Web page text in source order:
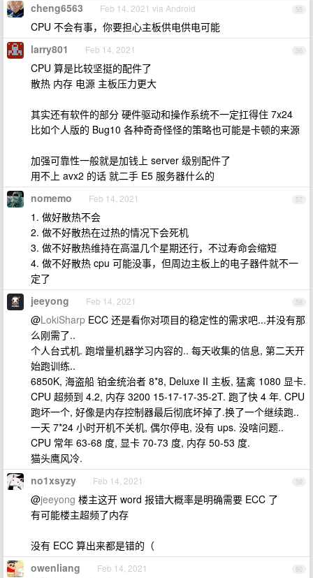
55
cheng6563 Feb 14, 2021 via Android
CPU 不会有事，你要担心主板供电供电可能
56
larry801 Feb 14, 2021
CPU 算是比较坚挺的配件了
散热 内存 电源 主板压力更大
其实还有软件的部分 硬件驱动和操作系统不一定扛得住 7x24
比如个人版的 Bug10 各种奇奇怪怪的策略也可能是卡顿的来源
加强可靠性一般就是加钱上 server 级别配件了
用不上 avx2 的话 就二手 E5 服务器什么的
57
nomemo Feb 14, 2021
1. 做好散热不会
2. 做不好散热在过热的情况下会死机
3. 做不好散热维持在高温几个星期还行，不过寿命会缩短
4. 做不好散热 cpu 可能没事，但周边主板上的电子器件就不一
定了
58
jeeyong Feb 14, 2021
@LokiSharp ECC 还是看你对项目的稳定性的需求吧...并没有那
么刚需了..
个人台式机. 跑增量机器学习内容的.. 每天收集的信息, 第二天开
始跑训练..
6850K, 海盗船 铂金统治者 8*8, Deluxe II 主板, 猛禽 1080 显卡.
CPU 超频到 4.2, 内存 3200 15-17-17-35-2T. 跑了快 4 年. CPU
跑坏一个, 好像是内存控制器最后彻底坏掉了.换了一个继续跑..
一天 7*24 小时开机不关机, 偶尔停电, 没有 ups. 没啥问题..
CPU 常年 63-68 度, 显卡 70-73 度, 内存 50-53 度.
猫头鹰风冷.
59
no1xsyzy Feb 14, 2021
@jeeyong 楼主这开 word 报错大概率是明确需要 ECC 了
有可能楼主超频了内存
没有 ECC 算出来都是错的（
60
owenliang Feb 14, 2021